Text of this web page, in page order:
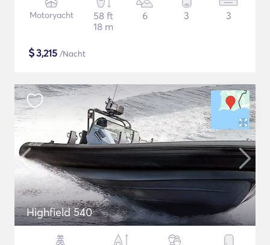
Motoryacht
58 ft
18 m
6 3 3
$3,215 /Nacht
Highfield 540